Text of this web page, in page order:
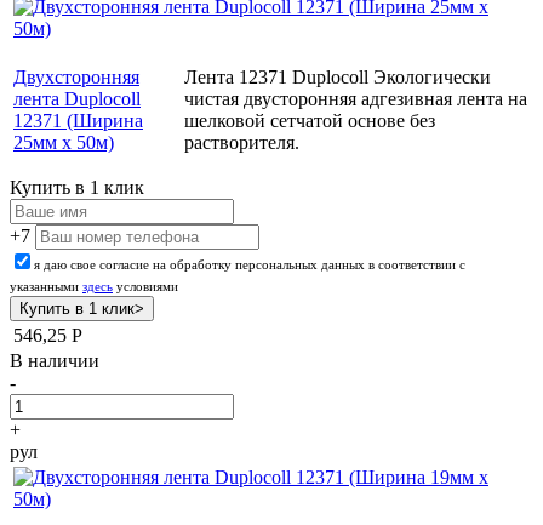
Двухсторонняя
лента Duplocoll
12371 (Ширина
25мм х 50м)
Лента 12371 Duplocoll Экологически
чистая двусторонняя адгезивная лента на
шелковой сетчатой основе без
растворителя.
Купить в 1 клик
+7
я даю свое согласие на обработку персональных данных в соответствии с
указанными здесь условиями
546,25 Р
В наличии
-
+
рул